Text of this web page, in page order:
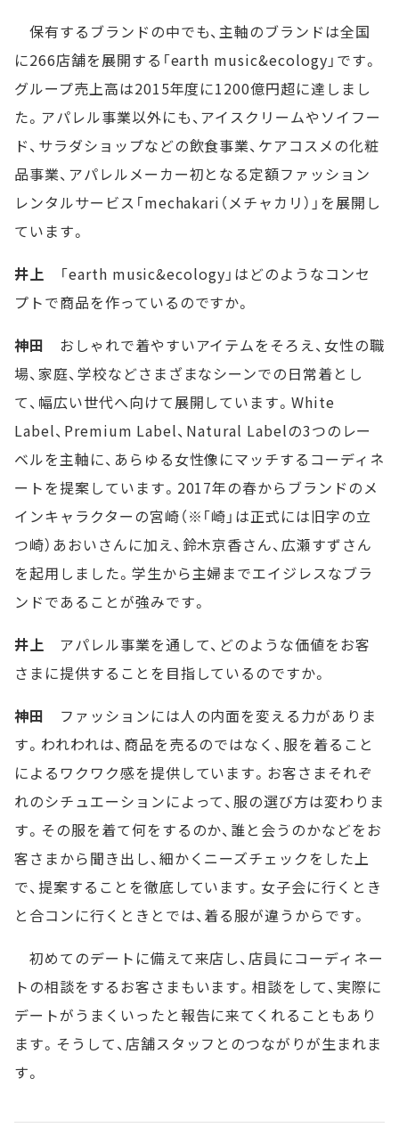
保有するブランドの中でも、主軸のブランドは全国
に266店舗を展開する「earth music&ecology」です。
グループ売上高は2015年度に1200億円超に達しまし
た。アパレル事業以外にも、アイスクリームやソイフー
ド、サラダショップなどの飲食事業、ケアコスメの化粧
品事業、アパレルメーカー初となる定額ファッション
レンタルサービス「mechakari（メチャカリ）」を展開し
ています。
井上 「earth music&ecology」はどのようなコンセ
プトで商品を作っているのですか。
神田 おしゃれで着やすいアイテムをそろえ、女性の職
場、家庭、学校などさまざまなシーンでの日常着とし
て、幅広い世代へ向けて展開しています。White
Label、Premium Label、Natural Labelの3つのレー
ベルを主軸に、あらゆる女性像にマッチするコーディネ
ートを提案しています。2017年の春からブランドのメ
インキャラクターの宮崎（※「崎」は正式には旧字の立
つ崎）あおいさんに加え、鈴木京香さん、広瀬すずさん
を起用しました。学生から主婦までエイジレスなブラ
ンドであることが強みです。
井上 アパレル事業を通して、どのような価値をお客
さまに提供することを目指しているのですか。
神田 ファッションには人の内面を変える力がありま
す。われわれは、商品を売るのではなく、服を着ること
によるワクワク感を提供しています。お客さまそれぞ
れのシチュエーションによって、服の選び方は変わりま
す。その服を着て何をするのか、誰と会うのかなどをお
客さまから聞き出し、細かくニーズチェックをした上
で、提案することを徹底しています。女子会に行くとき
と合コンに行くときとでは、着る服が違うからです。
初めてのデートに備えて来店し、店員にコーディネー
トの相談をするお客さまもいます。相談をして、実際に
デートがうまくいったと報告に来てくれることもあり
ます。そうして、店舗スタッフとのつながりが生まれま
す。